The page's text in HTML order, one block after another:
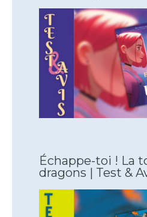
Échappe-toi ! La
dragons | Test &